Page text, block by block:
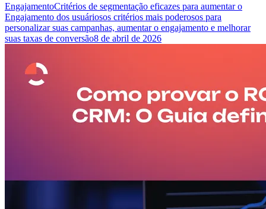
EngajamentoCritérios de segmentação eficazes para aumentar o
Engajamento dos usuáriosos critérios mais poderosos para
personalizar suas campanhas, aumentar o engajamento e melhorar
suas taxas de conversão8 de abril de 2026